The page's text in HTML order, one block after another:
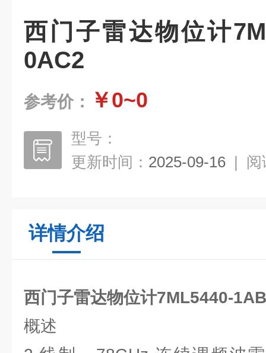
西门子雷达物位计
0AC2
参考价： ￥0~0
型号：
更新时间： 2025-09-16 | 阅
详情介绍
西门子雷达物位计7ML5440-
概述